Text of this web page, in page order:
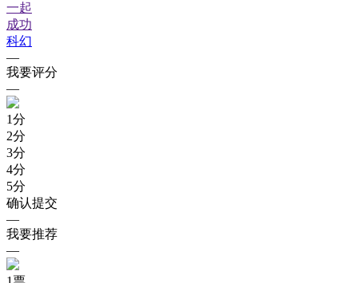
一起
成功
科幻
—
我要评分
—
1分
2分
3分
4分
5分
确认提交
—
我要推荐
—